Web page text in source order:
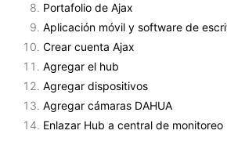
Portafolio de Ajax
Aplicación móvil y software de
Crear cuenta Ajax
Agregar el hub
Agregar dispositivos
Agregar cámaras DAHUA
Enlazar Hub a central de monitoreo